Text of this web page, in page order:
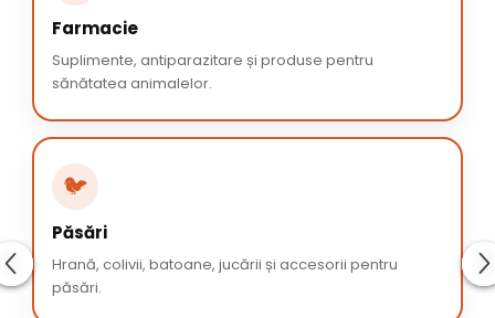
Farmacie
Suplimente, antiparazitare și produse pentru
sănătatea animalelor.
🐦
Păsări
Hrană, colivii, batoane, jucării și accesorii pentru
păsări.